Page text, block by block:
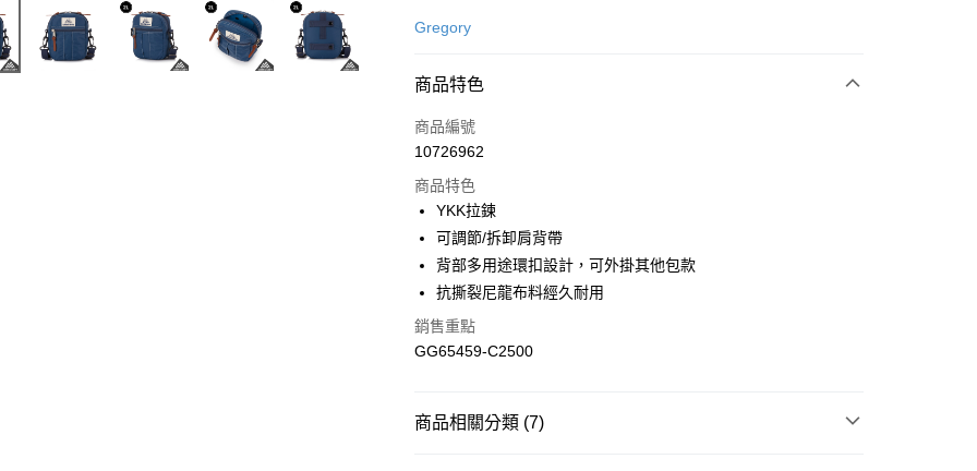
信用卡一次付款
悠遊付
運送方式
7-11取貨(快速到店)
每筆NT$100，滿NT$1,500(含以上)免運費
宅配-本島
每筆NT$100，滿NT$1,500(含以上)免運費
Gregory
商品特色
商品編號
10726962
商品特色
YKK拉鍊
可調節/拆卸肩背帶
背部多用途環扣設計，可外掛其他包款
抗撕裂尼龍布料經久耐用
銷售重點
GG65459-C2500
商品相關分類 (7)